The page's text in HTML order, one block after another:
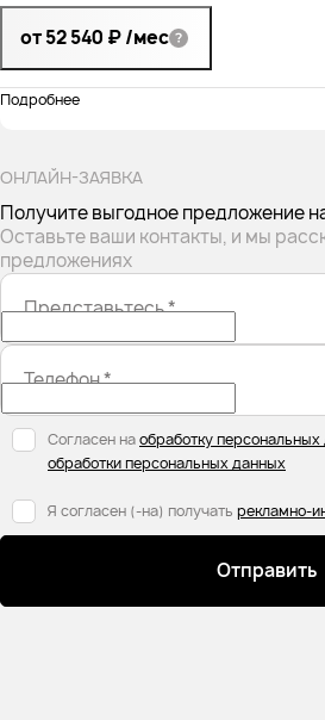
от 52 540 ₽/мес
Подробнее
ОНЛАЙН-ЗАЯВКА
Получите выгодное предложение
Оставьте ваши контакты, и мы
предложениях
Представьтесь*
Телефон*
Согласен наобработку
обработки персональных данных
Я согласен (-на) получать рекламно-
Отправить